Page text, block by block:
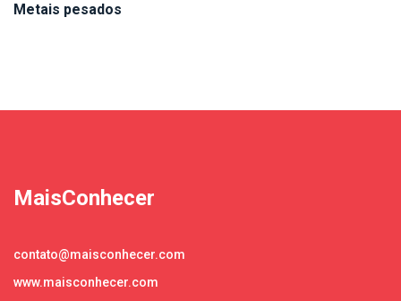
Metais pesados
MaisConhecer
contato@maisconhecer.com
www.maisconhecer.com